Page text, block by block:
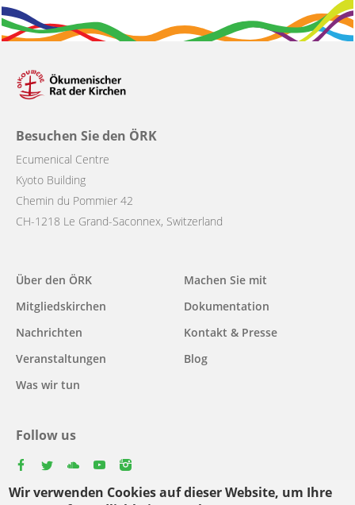
Wir verwenden Cookies auf dieser Website, um Ihre
Besuchen Sie den ÖRK
Ecumenical Centre
Kyoto Building
Chemin du Pommier 42
CH-1218 Le Grand-Saconnex, Switzerland
Main
navigation
Über den ÖRK
Mitgliedskirchen
Nachrichten
Veranstaltungen
Was wir tun
Machen Sie mit
Dokumentation
Kontakt & Presse
Blog
Follow us